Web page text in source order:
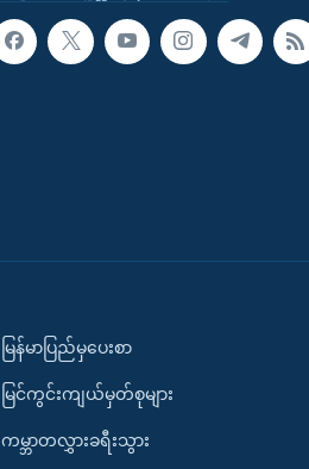
မြန်မာပြည်မှပေးစာ
မြင်ကွင်းကျယ်မှတ်စုများ
ကမ္ဘာတလွှားခရီးသွား